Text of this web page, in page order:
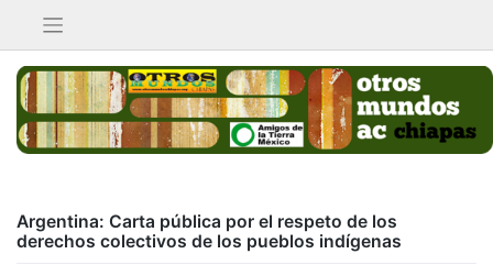
contenido
Argentina: Carta pública por el respeto de los
derechos colectivos de los pueblos indígenas